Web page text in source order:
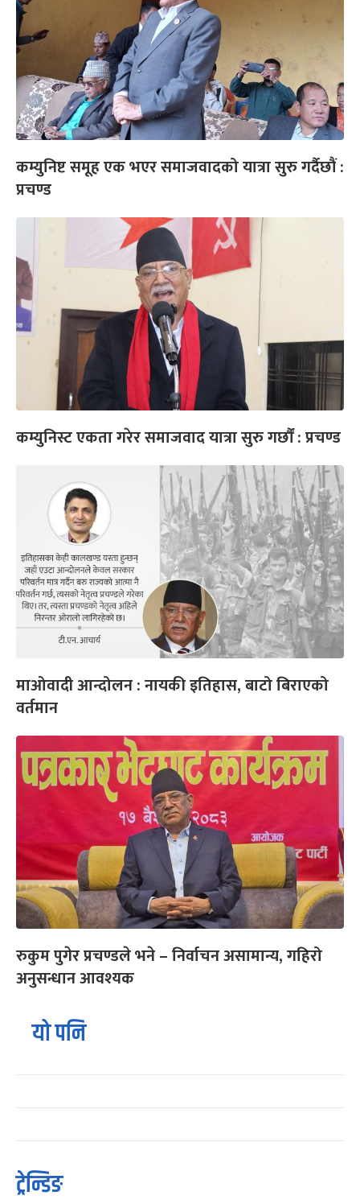
कम्युनिष्ट समूह एक भएर समाजवादको यात्रा सुरु गर्दैछौं :
प्रचण्ड
कम्युनिस्ट एकता गरेर समाजवाद यात्रा सुरु गर्छौं : प्रचण्ड
माओवादी आन्दोलन : नायकी इतिहास, बाटो बिराएको
वर्तमान
रुकुम पुगेर प्रचण्डले भने – निर्वाचन असामान्य, गहिरो
अनुसन्धान आवश्यक
यो पनि
ट्रेन्डिङ